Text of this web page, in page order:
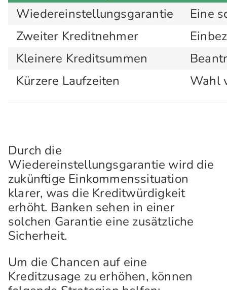
Wiedereinstellungsgarantie
Eine
Zweiter Kreditnehmer
Kleinere Kreditsummen
Kürzere Laufzeiten
Wahl
Durch die
Wiedereinstellungsgarantie wird die
zukünftige Einkommenssituation
klarer, was die Kreditwürdigkeit
erhöht. Banken sehen in einer
solchen Garantie eine zusätzliche
Sicherheit.
Um die Chancen auf eine
Kreditzusage zu erhöhen, können